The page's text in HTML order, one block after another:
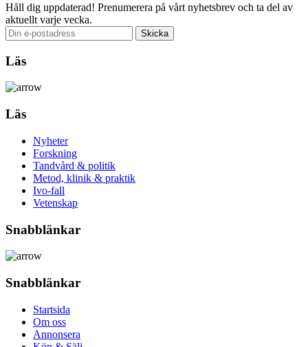
Håll dig uppdaterad! Prenumerera på vårt nyhetsbrev och ta del av
aktuellt varje vecka.
Läs
Läs
Nyheter
Forskning
Tandvård & politik
Metod, klinik & praktik
Ivo-fall
Vetenskap
Snabblänkar
Snabblänkar
Startsida
Om oss
Annonsera